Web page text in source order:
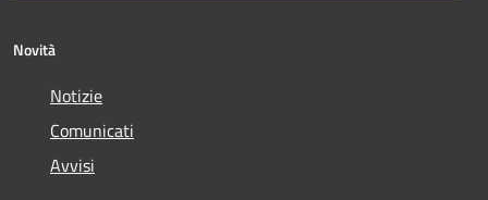
Novità
Notizie
Comunicati
Avvisi